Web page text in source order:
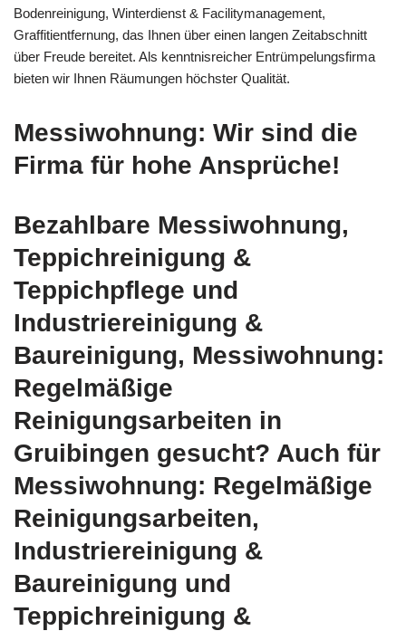
Bodenreinigung, Winterdienst & Facilitymanagement,
Graffitientfernung, das Ihnen über einen langen Zeitabschnitt
über Freude bereitet. Als kenntnisreicher Entrümpelungsfirma
bieten wir Ihnen Räumungen höchster Qualität.
Messiwohnung: Wir sind die
Firma für hohe Ansprüche!
Bezahlbare Messiwohnung,
Teppichreinigung &
Teppichpflege und
Industriereinigung &
Baureinigung, Messiwohnung:
Regelmäßige
Reinigungsarbeiten in
Gruibingen gesucht? Auch für
Messiwohnung: Regelmäßige
Reinigungsarbeiten,
Industriereinigung &
Baureinigung und
Teppichreinigung &